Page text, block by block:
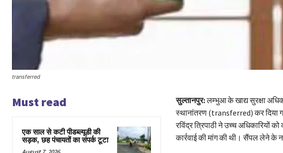
transferred
Must read
एक साल से कटी पीडब्ल्यूडी की
सड़क, छह पंचायतों का संपर्क टूटा
सुल्तानपुर:लम्भुआ के खाद्य सुरक्षा
स्थानांतरण (transferred) कर दिया
रविंद्र त्रिपाठी ने उच्च अधिकारियों
कार्रवाई की मांग की थी। सैंपल लेने के